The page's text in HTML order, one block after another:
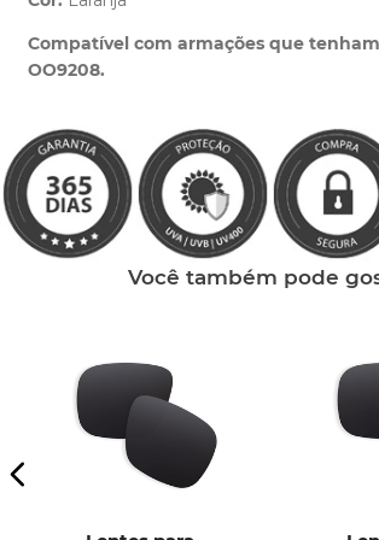
Compatível com armações que
OO9208.
Você também pode